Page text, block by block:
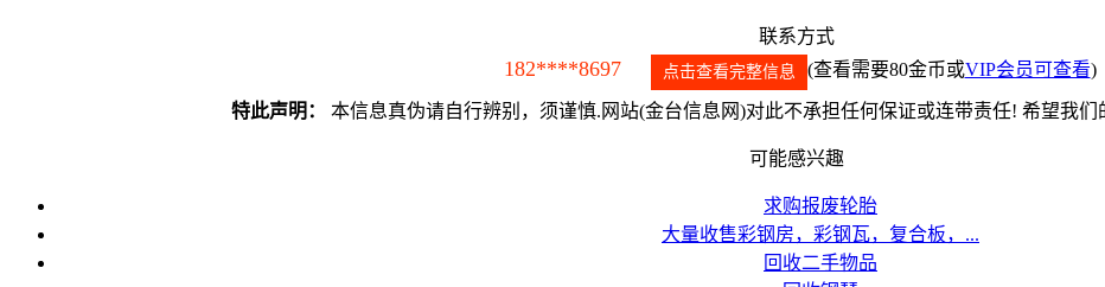
联系方式
182****8697 点击查看完整信息 (查看需要80金币或VIP会员可查看)
特此声明： 本信息真伪请自行辨别，须谨慎.网站(金台信息网)对此不承担任何保证或连带责任! 希望我们
可能感兴趣
求购报废轮胎
大量收售彩钢房，彩钢瓦，复合板，...
回收二手物品